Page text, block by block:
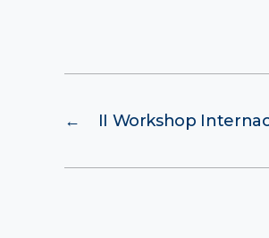
← II Workshop